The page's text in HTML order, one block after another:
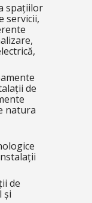
spațiilor
servicii,
de
natura
de
și